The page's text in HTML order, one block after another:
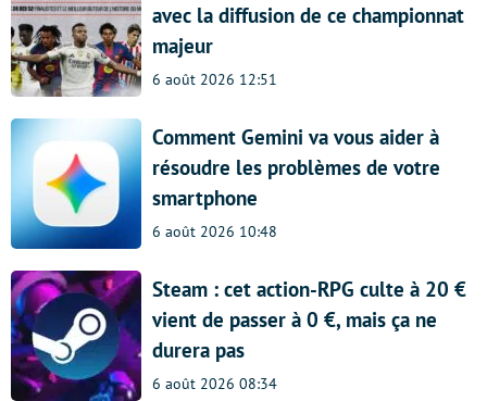
avec la diffusion de ce championnat
majeur
6 août 2026 12:51
Comment Gemini va vous aider à
résoudre les problèmes de votre
smartphone
6 août 2026 10:48
Steam : cet action-RPG culte à 20 €
vient de passer à 0 €, mais ça ne
durera pas
6 août 2026 08:34